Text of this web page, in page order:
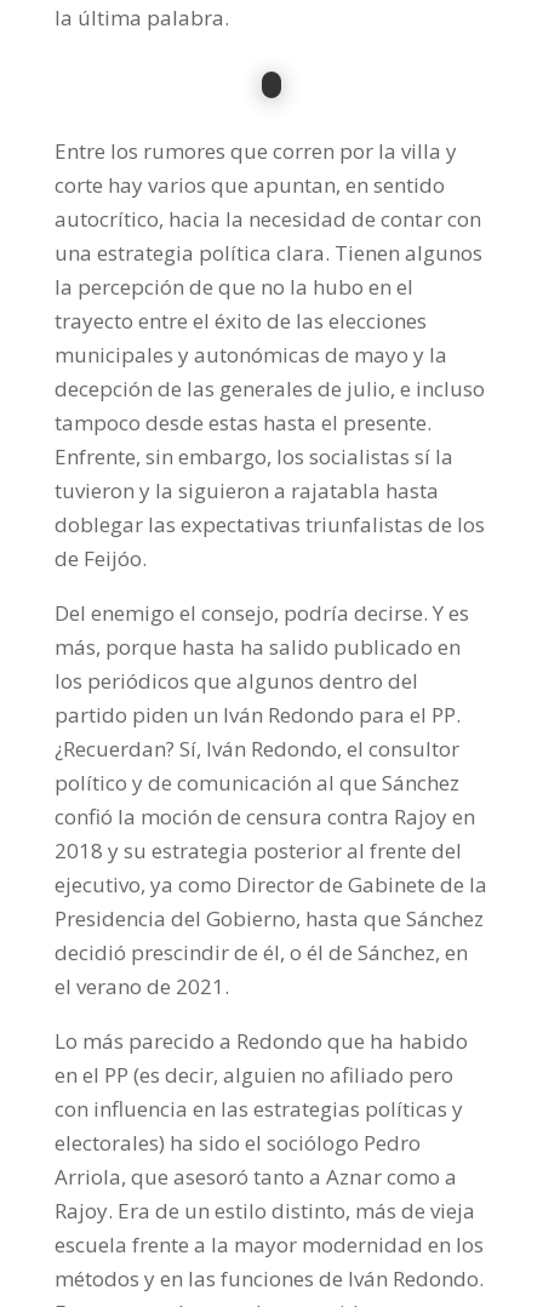
la última palabra.
Entre los rumores que corren por la villa y
corte hay varios que apuntan, en sentido
autocrítico, hacia la necesidad de contar con
una estrategia política clara. Tienen algunos
la percepción de que no la hubo en el
trayecto entre el éxito de las elecciones
municipales y autonómicas de mayo y la
decepción de las generales de julio, e incluso
tampoco desde estas hasta el presente.
Enfrente, sin embargo, los socialistas sí la
tuvieron y la siguieron a rajatabla hasta
doblegar las expectativas triunfalistas de los
de Feijóo.
Del enemigo el consejo, podría decirse. Y es
más, porque hasta ha salido publicado en
los periódicos que algunos dentro del
partido piden un Iván Redondo para el PP.
¿Recuerdan? Sí, Iván Redondo, el consultor
político y de comunicación al que Sánchez
confió la moción de censura contra Rajoy en
2018 y su estrategia posterior al frente del
ejecutivo, ya como Director de Gabinete de la
Presidencia del Gobierno, hasta que Sánchez
decidió prescindir de él, o él de Sánchez, en
el verano de 2021.
Lo más parecido a Redondo que ha habido
en el PP (es decir, alguien no afiliado pero
con influencia en las estrategias políticas y
electorales) ha sido el sociólogo Pedro
Arriola, que asesoró tanto a Aznar como a
Rajoy. Era de un estilo distinto, más de vieja
escuela frente a la mayor modernidad en los
métodos y en las funciones de Iván Redondo.